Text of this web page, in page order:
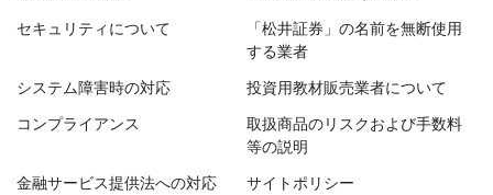
セキュリティについて
「松井証券」の名前を無断使用
する業者
システム障害時の対応 投資用教材販売業者について
コンプライアンス
取扱商品のリスクおよび手数料
等の説明
金融サービス提供法への対応 サイトポリシー